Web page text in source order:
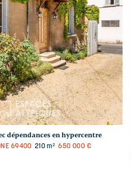
dépendances en hypercentre
69400 210 m² 650 000 €